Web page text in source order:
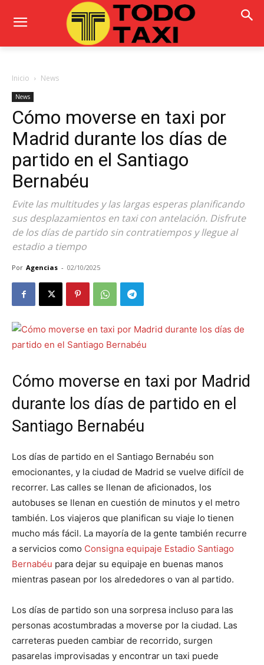
Inicio News
News
Cómo moverse en taxi por
Madrid durante los días de
partido en el Santiago
Bernabéu
Evite las multitudes y las largas esperas planificando
sus desplazamientos en taxi con antelación. Disfrute
de los días de partido sin contratiempos y llegue al
estadio a tiempo
Por Agencias - 02/10/2025
Cómo moverse en taxi por Madrid
durante los días de partido en el
Santiago Bernabéu
Los días de partido en el Santiago Bernabéu son
emocionantes, y la ciudad de Madrid se vuelve difícil de
recorrer. Las calles se llenan de aficionados, los
autobuses se llenan en cuestión de minutos y el metro
también. Los viajeros que planifican su viaje lo tienen
mucho más fácil. La mayoría de la gente también recurre
a servicios como Consigna equipaje Estadio Santiago
Bernabéu para dejar su equipaje en buenas manos
mientras pasean por los alrededores o van al partido.
Los días de partido son una sorpresa incluso para las
personas acostumbradas a moverse por la ciudad. Las
carreteras pueden cambiar de recorrido, surgen
pasarelas improvisadas y encontrar un taxi puede